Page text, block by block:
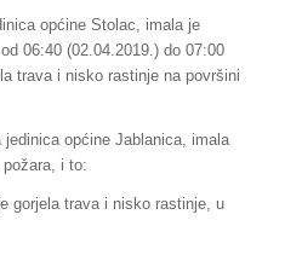
općine Stolac, imala je
06:40 (02.04.2019.) do 07:00
trava i nisko rastinje na površini
jedinica općine Jablanica, imala
i to:
gorjela trava i nisko rastinje, u